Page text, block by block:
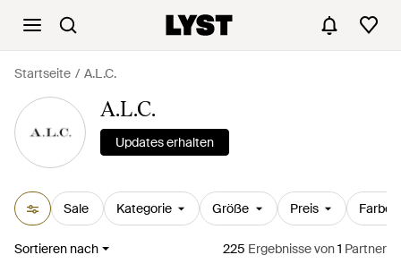
Startseite A.L.C.
A.L.C.
Updates erhalten
Sale Kategorie Größe Preis Farbe
Sortieren nach 225 Ergebnissevon1 Partner